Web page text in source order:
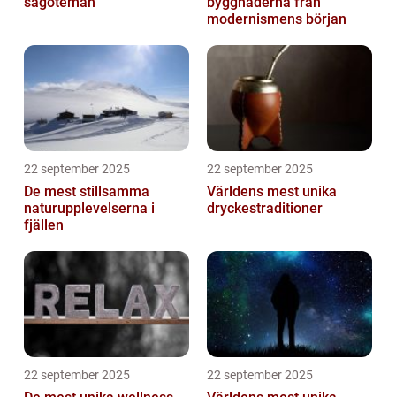
modernismens början
22 september 2025
De mest stillsamma
naturupplevelserna i
fjällen
22 september 2025
Världens mest unika
dryckestraditioner
22 september 2025 22 september 2025